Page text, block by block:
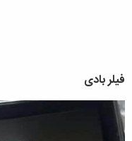
فیلر بادی